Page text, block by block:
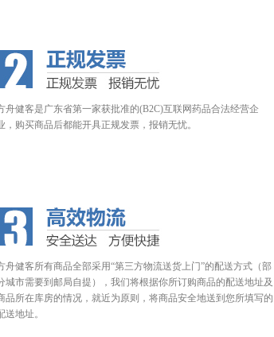
舟健客是广东省第一家获批准的(B2C)互联网药品合法经营企
，购买商品后都能开具正规发票，报销无忧。
舟健客所有商品全部采用“第三方物流送货上门”的配送方式（部
城市需要到邮局自提），我们将根据你所订购商品的配送地址及
品所在库房的情况，就近为原则，将商品安全地送到您所填写的
送地址。